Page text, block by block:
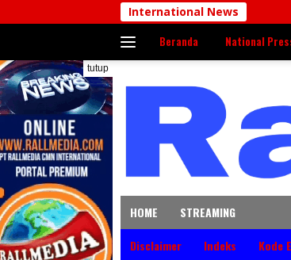
ke
International News
Beranda National
tutup
HOME
STREAMING
Disclaimer
Indeks Kode